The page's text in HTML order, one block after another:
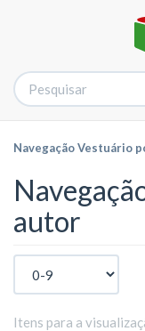
Navegação Vestuário
autor
Itens para a